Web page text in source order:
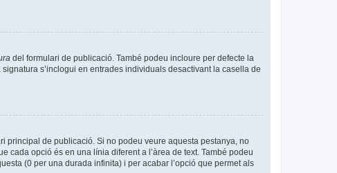
del formulari de publicació. També podeu incloure per defecte la
s’inclogui en entrades individuals desactivant la casella de
principal de publicació. Si no podeu veure aquesta pestanya, no
cada opció és en una línia diferent a l’àrea de text. També podeu
(0 per una durada infinita) i per acabar l’opció que permet als